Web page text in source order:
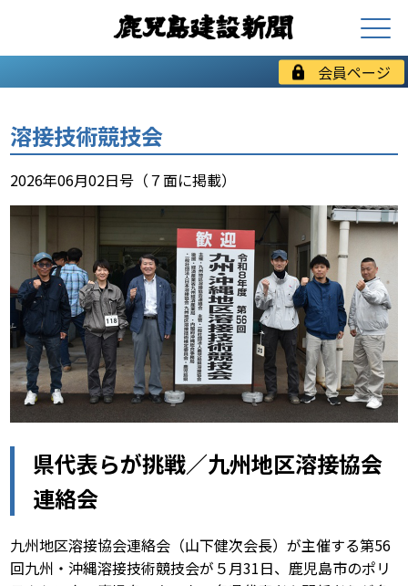
会員ページ
溶接技術競技会
2026年06月02日号（７面に掲載）
県代表らが挑戦／九州地区溶接協会
連絡会
九州地区溶接協会連絡会（山下健次会長）が主催する第56
回九州・沖縄溶接技術競技会が５月31日、鹿児島市のポリ